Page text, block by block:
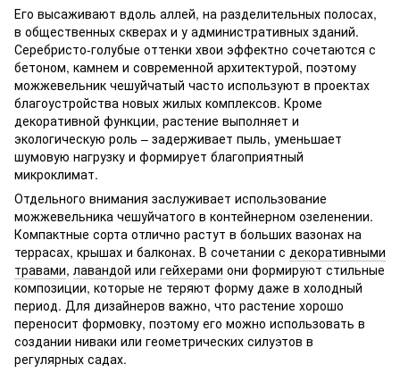
Его высаживают вдоль аллей, на разделительных полосах,
в общественных скверах и у административных зданий.
Серебристо-голубые оттенки хвои эффектно сочетаются с
бетоном, камнем и современной архитектурой, поэтому
можжевельник чешуйчатый часто используют в проектах
благоустройства новых жилых комплексов. Кроме
декоративной функции, растение выполняет и
экологическую роль – задерживает пыль, уменьшает
шумовую нагрузку и формирует благоприятный
микроклимат.
Отдельного внимания заслуживает использование
можжевельника чешуйчатого в контейнерном озеленении.
Компактные сорта отлично растут в больших вазонах на
террасах, крышах и балконах. В сочетании с декоративными
травами, лавандой или гейхерами они формируют стильные
композиции, которые не теряют форму даже в холодный
период. Для дизайнеров важно, что растение хорошо
переносит формовку, поэтому его можно использовать в
создании ниваки или геометрических силуэтов в
регулярных садах.